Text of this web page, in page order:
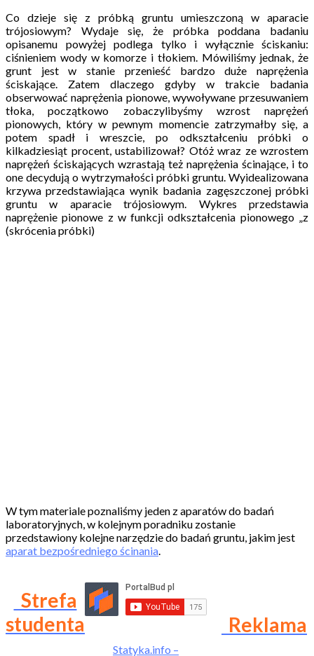
Co dzieje się z próbką gruntu umieszczoną w aparacie
trójosiowym? Wydaje się, że próbka poddana badaniu
opisanemu powyżej podlega tylko i wyłącznie ściskaniu:
ciśnieniem wody w komorze i tłokiem. Mówiliśmy jednak, że
grunt jest w stanie przenieść bardzo duże naprężenia
ściskające. Zatem dlaczego gdyby w trakcie badania
obserwować naprężenia pionowe, wywoływane przesuwaniem
tłoka, początkowo zobaczylibyśmy wzrost naprężeń
pionowych, który w pewnym momencie zatrzymałby się, a
potem spadł i wreszcie, po odkształceniu próbki o
kilkadziesiąt procent, ustabilizował? Otóż wraz ze wzrostem
naprężeń ściskających wzrastają też naprężenia ścinające, i to
one decydują o wytrzymałości próbki gruntu. Wyidealizowana
krzywa przedstawiająca wynik badania zagęszczonej próbki
gruntu w aparacie trójosiowym. Wykres przedstawia
naprężenie pionowe z w funkcji odkształcenia pionowego „z
(skrócenia próbki)
W tym materiale poznaliśmy jeden z aparatów do badań
laboratoryjnych, w kolejnym poradniku zostanie
przedstawiony kolejne narzędzie do badań gruntu, jakim jest
aparat bezpośredniego ścinania
Strefa
studenta
Statyka.info –
Reklama